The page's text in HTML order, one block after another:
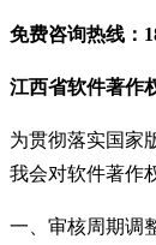
免费咨询热线：
江西省软件著作
为贯彻落实国家
我会对软件著作
一、审核周期调